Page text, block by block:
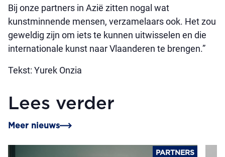
Bij onze partners in Azië zitten nogal wat
kunstminnende mensen, verzamelaars ook. Het zou
geweldig zijn om iets te kunnen uitwisselen en die
internationale kunst naar Vlaanderen te brengen.”
Tekst: Yurek Onzia
Lees verder
Meer nieuws
PARTNERS